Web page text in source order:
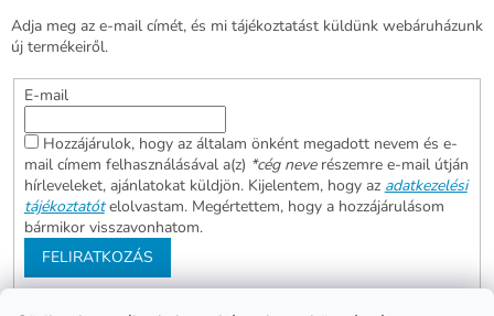
Adja meg az e-mail címét, és mi tájékoztatást küldünk webáruházunk
új termékeiről.
E-mail
Hozzájárulok, hogy az általam önként megadott nevem és e-
mail címem felhasználásával a(z) *cég neverészemre e-mail útján
hírleveleket, ajánlatokat küldjön. Kijelentem, hogy az adatkezelési
tájékoztatót elolvastam. Megértettem, hogy a hozzájárulásom
bármikor visszavonhatom.
FELIRATKOZÁS